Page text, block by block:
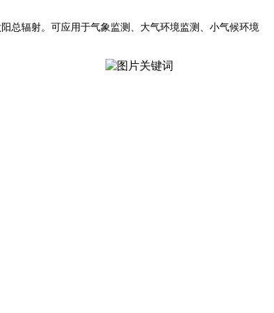
总辐射。可应用于气象监测、大气环境监测、小气候环境